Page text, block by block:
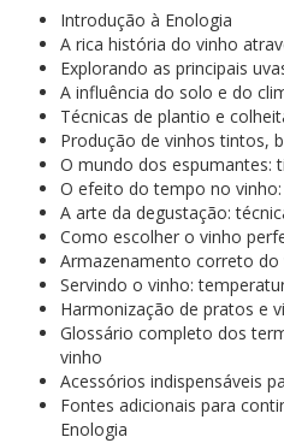
Introdução à Enologia
A rica história do vinho
Explorando as principais
A influência do solo e do
Técnicas de plantio e
Produção de vinhos tintos,
O mundo dos espumantes:
O efeito do tempo no
A arte da degustação:
Como escolher o vinho
Armazenamento correto
Servindo o vinho:
Harmonização de pratos e
Glossário completo dos
vinho
Acessórios indispensáveis
Fontes adicionais para
Enologia